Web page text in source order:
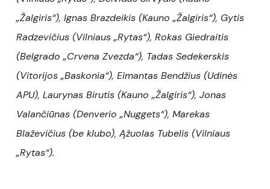
„Žalgiris“), Ignas Brazdeikis (Kauno „Žalgiris“), Gytis
Radzevičius (Vilniaus „Rytas“), Rokas Giedraitis
(Belgrado „Crvena Zvezda“), Tadas Sedekerskis
(Vitorijos „Baskonia“), Eimantas Bendžius (Udinės
APU), Laurynas Birutis (Kauno „Žalgiris“), Jonas
Valančiūnas (Denverio „Nuggets“), Marekas
Blaževičius (be klubo), Ąžuolas Tubelis (Vilniaus
„Rytas“).